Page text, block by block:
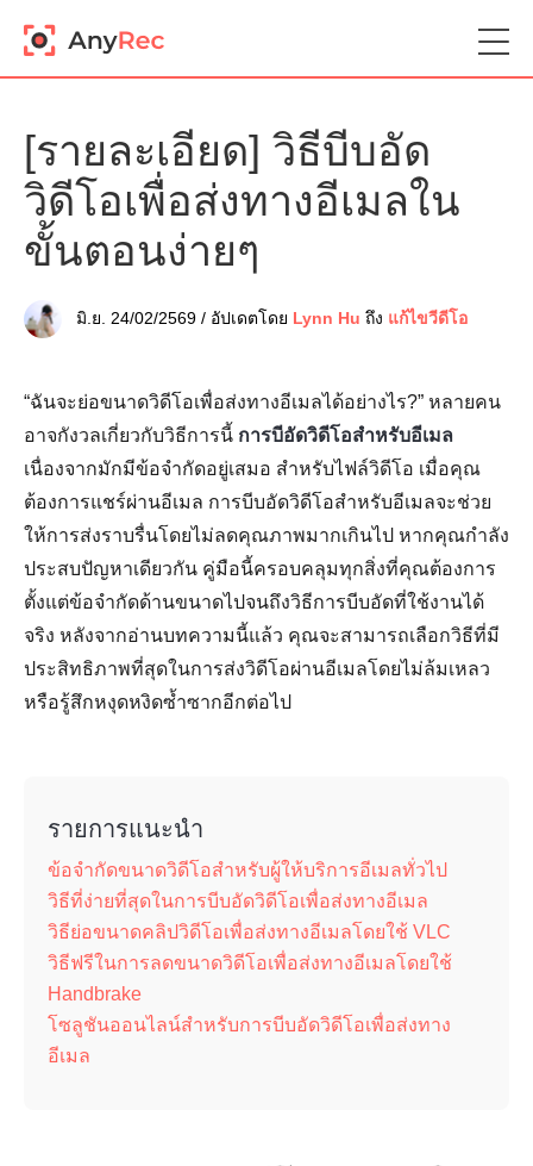
[รายละเอียด] วิธีบีบอัด
วิดีโอเพื่อส่งทางอีเมลใน
ขั้นตอนง่ายๆ
มิ.ย. 24/02/2569 / อัปเดตโดย Lynn Hu ถึง แก้ไขวีดีโอ
“ฉันจะย่อขนาดวิดีโอเพื่อส่งทางอีเมลได้อย่างไร?” หลายคน
อาจกังวลเกี่ยวกับวิธีการนี้ การบีอัดวิดีโอสำหรับอีเมล
เนื่องจากมักมีข้อจำกัดอยู่เสมอ สำหรับไฟล์วิดีโอ เมื่อคุณ
ต้องการแชร์ผ่านอีเมล การบีบอัดวิดีโอสำหรับอีเมลจะช่วย
ให้การส่งราบรื่นโดยไม่ลดคุณภาพมากเกินไป หากคุณกำลัง
ประสบปัญหาเดียวกัน คู่มือนี้ครอบคลุมทุกสิ่งที่คุณต้องการ
ตั้งแต่ข้อจำกัดด้านขนาดไปจนถึงวิธีการบีบอัดที่ใช้งานได้
จริง หลังจากอ่านบทความนี้แล้ว คุณจะสามารถเลือกวิธีที่มี
ประสิทธิภาพที่สุดในการส่งวิดีโอผ่านอีเมลโดยไม่ล้มเหลว
หรือรู้สึกหงุดหงิดซ้ำซากอีกต่อไป
รายการแนะนำ
ข้อจำกัดขนาดวิดีโอสำหรับผู้ให้บริการอีเมลทั่วไป
วิธีที่ง่ายที่สุดในการบีบอัดวิดีโอเพื่อส่งทางอีเมล
วิธีย่อขนาดคลิปวิดีโอเพื่อส่งทางอีเมลโดยใช้ VLC
วิธีฟรีในการลดขนาดวิดีโอเพื่อส่งทางอีเมลโดยใช้
Handbrake
โซลูชันออนไลน์สำหรับการบีบอัดวิดีโอเพื่อส่งทาง
อีเมล